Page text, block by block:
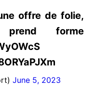
offre de folie,
forme
June 5, 2023